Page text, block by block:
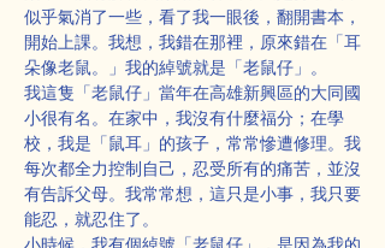
似乎氣消了一些，看了我一眼後，翻開書本，
開始上課。我想，我錯在那裡，原來錯在「耳
朵像老鼠。」我的綽號就是「老鼠仔」。
我這隻「老鼠仔」當年在高雄新興區的大同國
小很有名。在家中，我沒有什麼福分；在學
校，我是「鼠耳」的孩子，常常慘遭修理。我
每次都全力控制自己，忍受所有的痛苦，並沒
有告訴父母。我常常想，這只是小事，我只要
能忍，就忍住了。